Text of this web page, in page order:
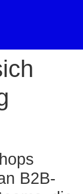
B2B-